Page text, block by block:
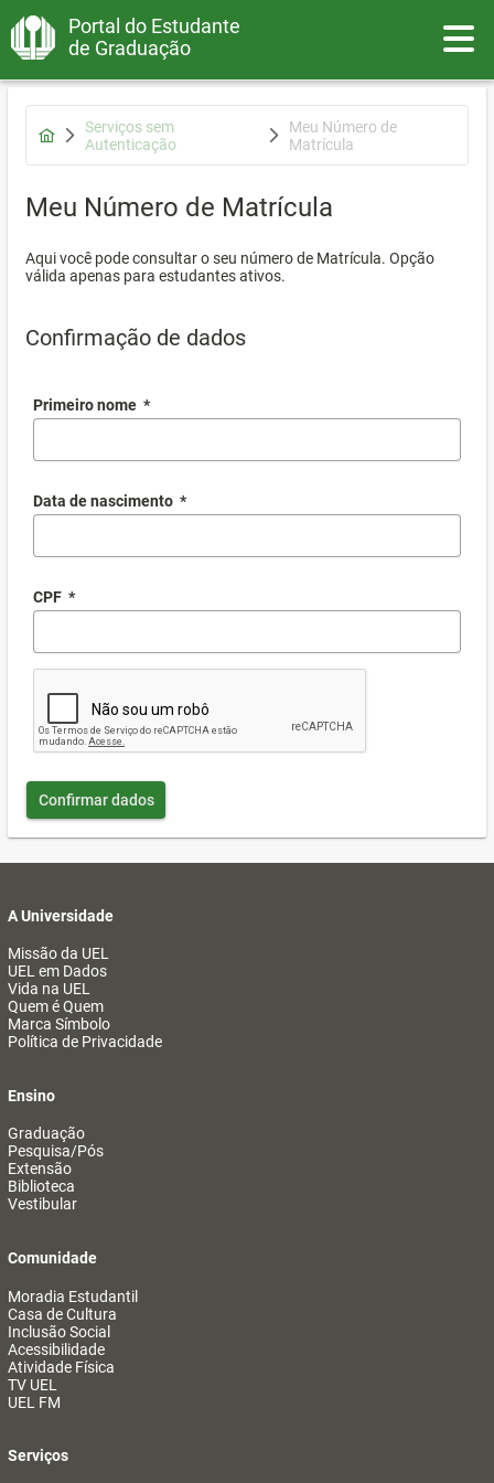
Portal do Estudante
de Graduação
Serviços sem
Autenticação
Meu Número de
Matrícula
Meu Número de Matrícula
Aqui você pode consultar o seu número de Matrícula. Opção
válida apenas para estudantes ativos.
Confirmação de dados
Primeiro nome *
Data de nascimento *
CPF *
Confirmar dados
A Universidade
Missão da UEL
UEL em Dados
Vida na UEL
Quem é Quem
Marca Símbolo
Política de Privacidade
Ensino
Graduação
Pesquisa/Pós
Extensão
Biblioteca
Vestibular
Comunidade
Moradia Estudantil
Casa de Cultura
Inclusão Social
Acessibilidade
Atividade Física
TV UEL
UEL FM
Serviços